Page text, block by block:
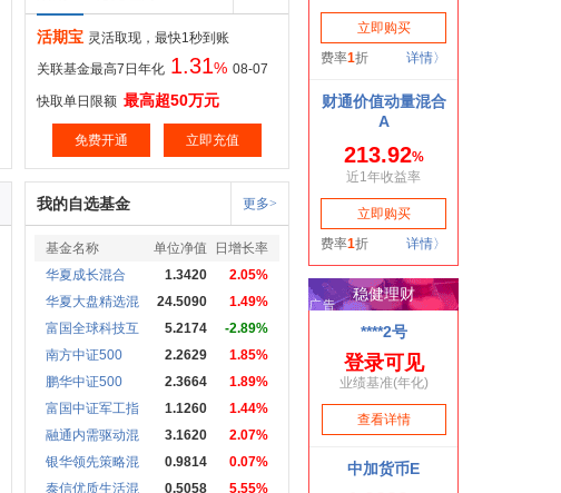
活期宝 灵活取现，最快1秒到账
关联基金最高7日年化 1.31% 08-07
快取单日限额 最高超50万元
免费开通 立即充值
我的自选基金 更多>
基金名称 单位净值
日增长率
华夏成长混合
1.3420
2.05%
华夏大盘精选混
24.5090
1.49%
富国全球科技互
5.2174
-2.89%
南方中证500
2.2629
1.85%
鹏华中证500
2.3664
1.89%
富国中证军工指
1.1260
1.44%
融通内需驱动混
3.1620
2.07%
银华领先策略混
0.9814
0.07%
泰信优质生活混
0.5058
5.55%